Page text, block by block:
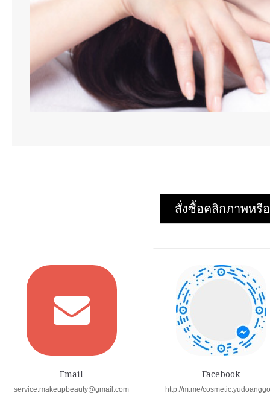
สั่งซื้อคลิกภาพหรื
Email
service.makeupbeauty@gmail.com
Facebook
http://m.me/